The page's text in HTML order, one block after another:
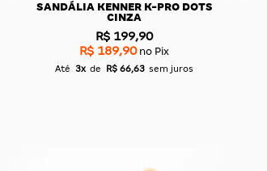
SANDÁLIA KENNER KIVAH FULL
FORCE LARANJA
R$ 219,90
R$ 208,90no Pix
Até 4x de R$ 54,97 sem juros